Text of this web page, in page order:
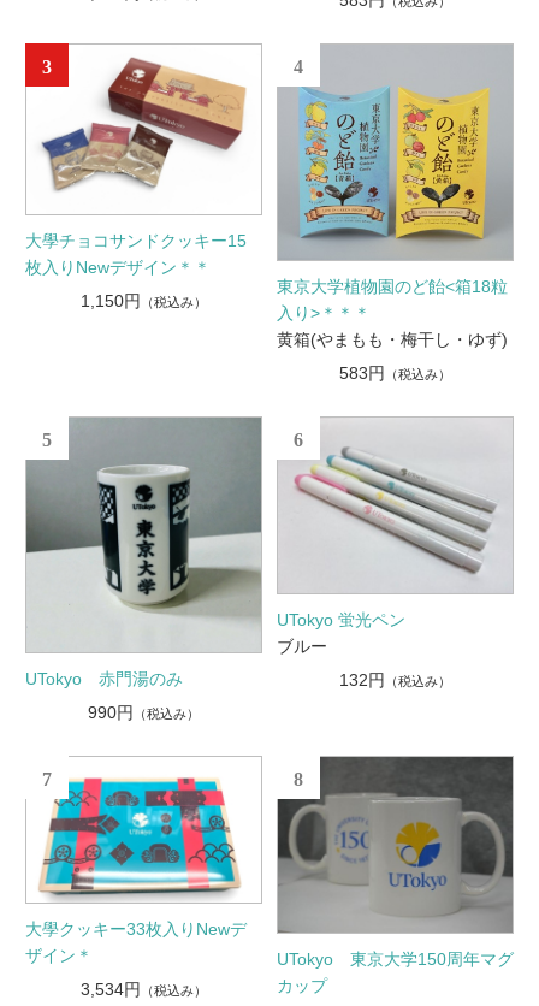
3
大學チョコサンドクッキー15
枚入りNewデザイン＊＊
1,150円
（税込み）
4
東京大学植物園のど飴<箱18粒
入り>＊＊＊
黄箱(やまもも・梅干し・ゆず)
583円
（税込み）
5
UTokyo 赤門湯のみ
990円
（税込み）
6
UTokyo 蛍光ペン
ブルー
132円
（税込み）
7
大學クッキー33枚入りNewデ
ザイン＊
3,534円
（税込み）
8
UTokyo 東京大学150周年マグ
カップ